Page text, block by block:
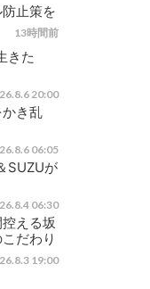
止策を
13時間前
きた
20:00
かき乱
06:05
SUZUが
06:30
控える坂
だわり
19:00